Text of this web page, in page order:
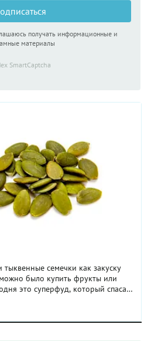
получать информационные и
материалы
SmartCaptcha
семечки как закуску
было купить фрукты или
это суперфуд, который спасает
горстка семян покрывает до
и магния. В нашем гиде
сохранить и выжать максимум
но могучих семечек тыквы.